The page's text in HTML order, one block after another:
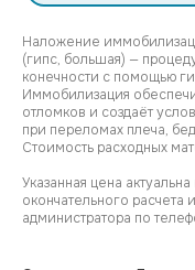
Наложение
(гипс, большая) —
конечности с помощью
Иммобилизация
отломков и создаёт
при переломах плеча,
Стоимость расходных
Указанная цена
окончательного расчета
администратора по